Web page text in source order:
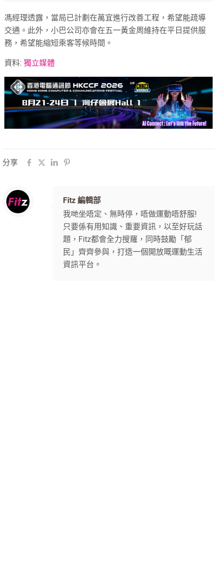
馮經理透露，當局已計劃在萬宜進行改善工程，希望能疏導
交通。此外，小巴公司亦會在五一黃金周維持在平日提供服
務，希望能縮短乘客等候時間。
資料:獨立媒體
分享
Fitz 編輯部
我哋坐唔定、無時停，唔做運動唔舒服!
只要係有用知識、重要資訊，以至好玩話
題，Fitz都會全力搜羅，同時鼓勵「郁
民」齊齊參與，打造一個開放嘅運動生活
資訊平台。